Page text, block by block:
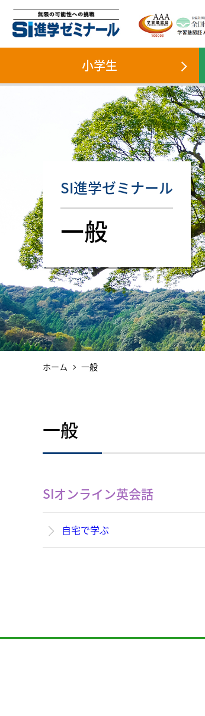
小学生
SI進学ゼミナール
SI進学ゼミナール
一般
ホーム 一般
一般
SIオンライン英会話
自宅で学ぶ